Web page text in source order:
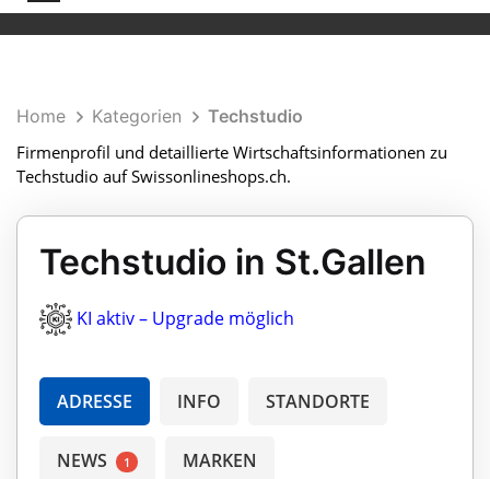
Home Kategorien
Techstudio
Firmenprofil und detaillierte Wirtschaftsinformationen zu
Techstudio auf Swissonlineshops.ch.
Techstudio in St.Gallen
KI aktiv – Upgrade möglich
ADRESSE INFO STANDORTE
NEWS 1 MARKEN